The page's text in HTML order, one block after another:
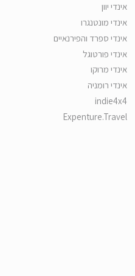
אינדי יוון
אינדי מונטנגרו
אינדי ספרד והפירנאיים
אינדי פורטוגל
אינדי מרוקו
אינדי רומניה
indie4x4
Expenture.Travel